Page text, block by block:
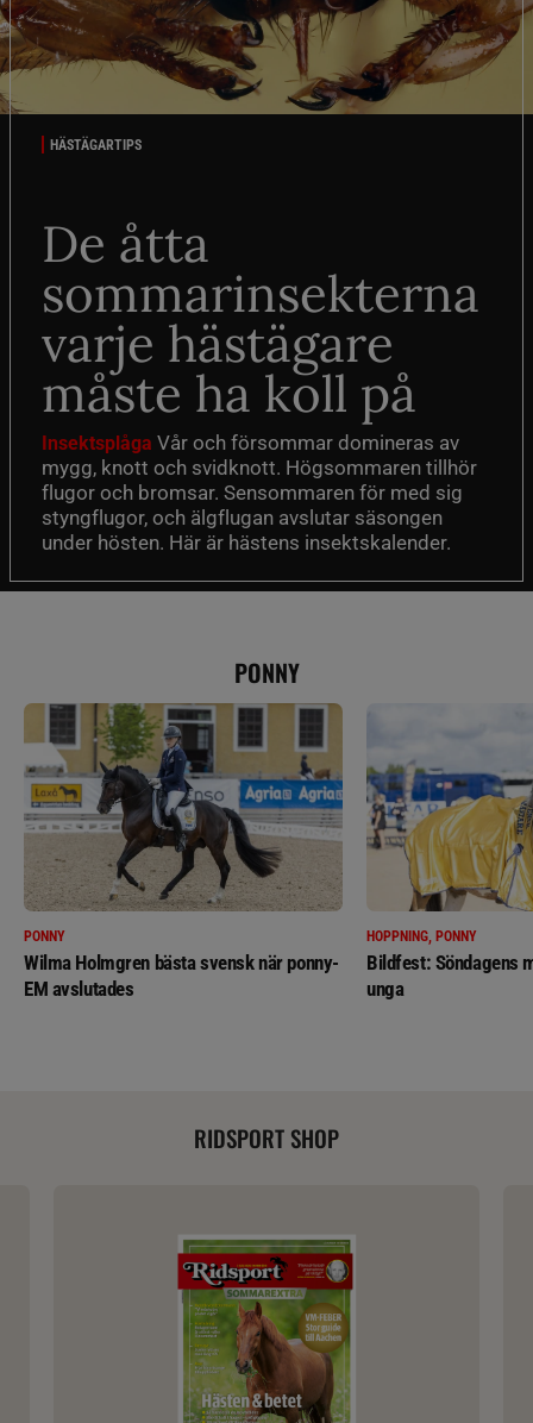
HÄSTÄGARTIPS
De åtta
sommarinsekterna
varje hästägare
måste ha koll på
Insektsplåga Vår och försommar domineras av
mygg, knott och svidknott. Högsommaren tillhör
flugor och bromsar. Sensommaren för med sig
styngflugor, och älgflugan avslutar säsongen
under hösten. Här är hästens insektskalender.
PONNY
PONNY
Wilma Holmgren bästa svensk när ponny-
EM avslutades
HOPPNING, PONNY
Bildfest: Söndagens
unga
RIDSPORT SHOP